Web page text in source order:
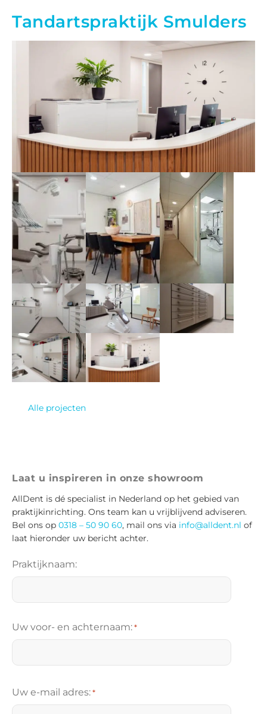
Tandartspraktijk Smulders
Alle projecten
Laat u inspireren in onze showroom
AllDent is dé specialist in Nederland op het gebied van
praktijkinrichting. Ons team kan u vrijblijvend adviseren.
Bel ons op 0318 – 50 90 60, mail ons via info@alldent.nl of
laat hieronder uw bericht achter.
Praktijknaam:
Uw voor- en achternaam: *
o
o
Uw e-mail adres: *